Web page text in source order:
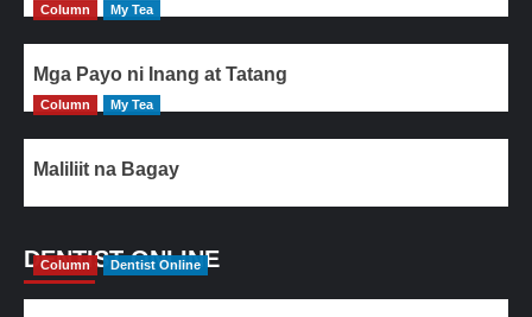
Column My Tea
Mga Payo ni Inang at Tatang
Column My Tea
Maliliit na Bagay
DENTIST ONLINE
Column Dentist Online